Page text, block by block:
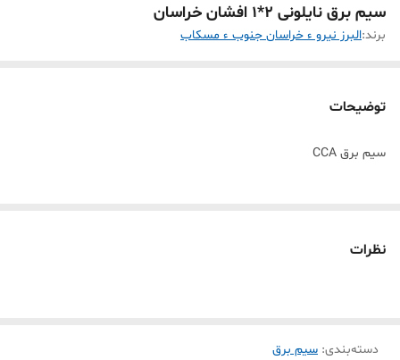
سیم برق نایلونی 2*1 افشان خراسان
برند:البرز نیرو ء خراسان جنوب ء مسکاب
توضیحات
سیم برق CCA
نظرات
دسته‌بندی: سیم برق